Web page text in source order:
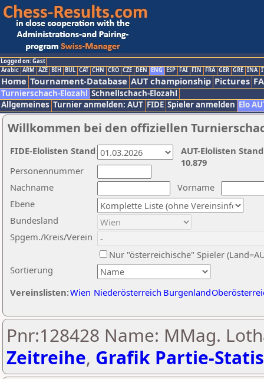
Logged on: Gast
Arabic ARM AZE BIH BUL CAT CHN CRO CZE DEN ENG ESP FAI FIN FRA GER GRE INA
Home Tournament-Database AUT championship Pictures
Turnierschach-Elozahl Schnellschach-Elozahl
Allgemeines Turnier anmelden: AUT FIDE Spieler anmelden Elo
Willkommen bei den offiziellen
Nachname
Vorname
Ebene
Sortierung
Personennummer
Bundesland
Spgem./Kreis/Verein
Nur "österreichische" Spieler
Vereinslisten:Wien Niederösterreich Burgenland
AUT-Elolisten
10.879
FIDE-Elolisten Stand
Pnr:128428 Name: MMag.
Zeitreihe, Grafik Partie-